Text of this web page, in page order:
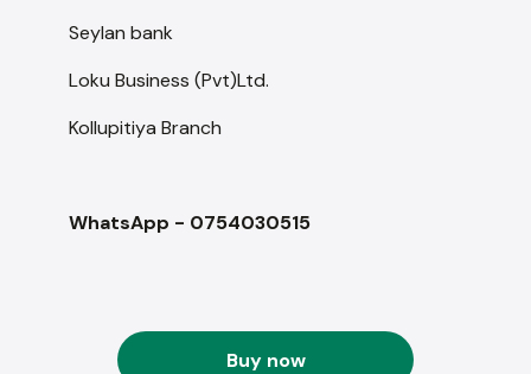
Seylan bank
Loku Business (Pvt)Ltd.
Kollupitiya Branch
WhatsApp - 0754030515
Buy now